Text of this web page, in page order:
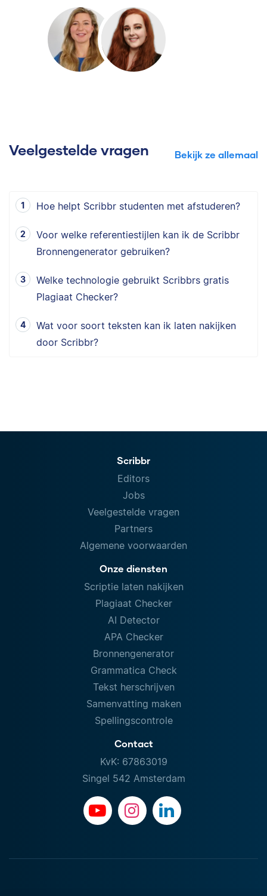
Veelgestelde vragen Bekijk ze allemaal
Hoe helpt Scribbr studenten met afstuderen?
Voor welke referentiestijlen kan ik de Scribbr
Bronnengenerator gebruiken?
Welke technologie gebruikt Scribbrs gratis
Plagiaat Checker?
Wat voor soort teksten kan ik laten nakijken
door Scribbr?
Scribbr
Editors
Jobs
Veelgestelde vragen
Partners
Algemene voorwaarden
Onze diensten
Scriptie laten nakijken
Plagiaat Checker
AI Detector
APA Checker
Bronnengenerator
Grammatica Check
Tekst herschrijven
Samenvatting maken
Spellingscontrole
Contact
KvK: 67863019
Singel 542 Amsterdam